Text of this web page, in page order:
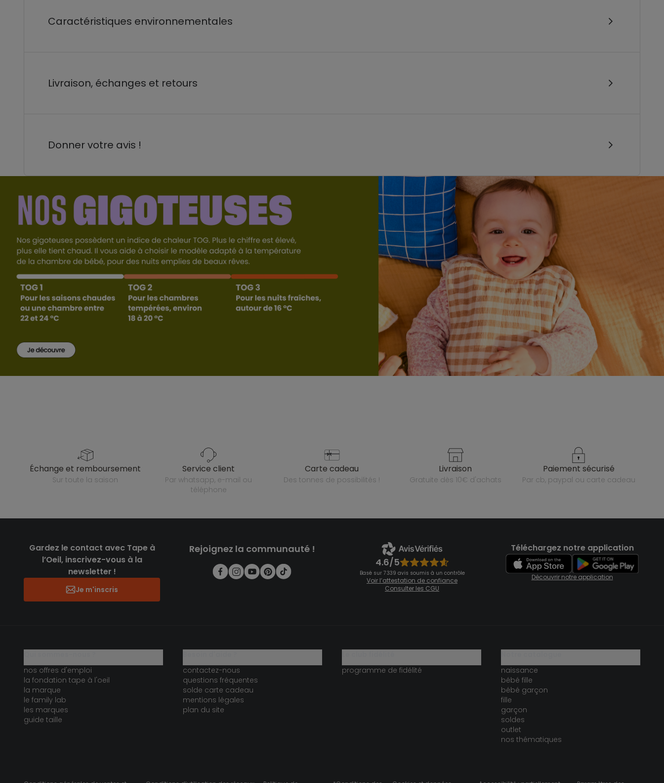
Caractéristiques environnementales
Livraison, échanges et retours
Donner votre avis !
échange et remboursement
sur toute la saison
service client
par whatsapp, e-mail ou
téléphone
carte cadeau
des tonnes de possibilités !
livraison
gratuite dès 10€ d'achats
paiement sécurisé
par cb, paypal ou carte cadeau
Gardez le contact avec Tape à
l’Oeil, inscrivez-vous à la
newsletter !
Je m'inscris
Rejoignez la communauté !
4.6/5
Basé sur 7 339 avis soumis à un contrôle
Voir l’attestation de confiance
Consulter les CGU
Téléchargez notre application
Découvrir notre application
nos offres d'emploi
la fondation tape à l'oeil
la marque
le family lab
les marques
guide taille
contactez-nous
questions fréquentes
solde carte cadeau
mentions légales
plan du site
programme de fidélité
naissance
bébé fille
bébé garçon
fille
garçon
soldes
outlet
nos thématiques